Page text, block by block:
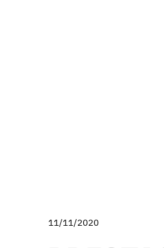
11/11/2020